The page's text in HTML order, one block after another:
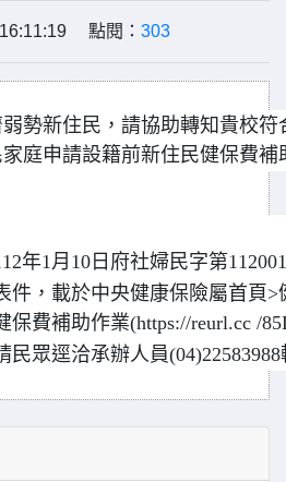
點閱： 303
勢新住民，請協助轉知貴校符
庭申請設籍前新住民健保費補
年1月10日府社婦民字第
件，載於中央健康保險屬首頁
保費補助作業(https://reurl.cc /
民眾逕洽承辦人員